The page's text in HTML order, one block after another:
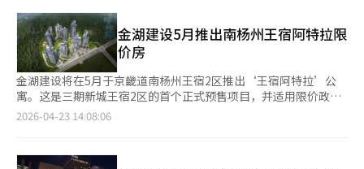
（500亿韩元）和再挑战基金（到2030年1万亿韩元）。通过引入
特大特区，政府将为战略产业创业企业提供监管特例，并为大企业
和公共机构与初创企业之间的开放创新项目提供最多3.4亿韩元的
支持。政府还计划利用制造现场的数据开发AI解决方案，到2030
年应用于1000个工序。政府还将制度化创业失败后的再挑战环
境，推出“挑战履历书”，扩大对再创业者的支持，并设立青年创
业挑战学校，以便将失败经验转化为资产。具副总理表示：“创业
是就业政策、青年政策，也是地区均衡发展和国家增长战略。我们
长’。”※ 本报道经人工智能（AI）系统翻译与编辑。
型超市成为不同于百货商店的大众消费中心。食品、家电、服装和
生活用品在一个空间内购买的方式迅速成为日常。易买得的竞争力
不仅仅在于价格。商品采购能力、物流效率以及大规模店铺运营的
经验共同发挥作用。通过大批量采购实现价格竞争力，建立全国物
流网络，策划季节性活动，成为与后起之秀拉开差距的因素。易买
得更像是一个通过运营效率最大化的系统企业，而不仅仅是一个廉
价商店。易买得在需要变化时总能推出新策略。一个典型的例子是
仓储型折扣店Traders。以大容量商品、合理价格和宽敞的店铺布
为将海外仓储型店铺模式调整为适合韩国消费者的风格。最近，主
Girls、Musinsa Young、Musinsa Work & Formal等，并设有鞋
类专卖区“Musinsa KICKS”、包袋帽子专卖区“Musinsa Bag &
Cap Club”，让顾客从头到脚都能体验Musinsa的产品。 地下1层
设有“Musinsa”投币式KTV，供4人同时使用，并配备摄像头可
录制唱歌画面。这是Musinsa去年7月申请商标后首次在实体店中
实现，旨在迎合圣水商圈的体验消费趋势。 2层美容区是最引人注
目的地方，占地483平方米，入驻了700多个美容品牌。展示架上
摆满了护肤和美发产品，面膜专柜也占据了一整块区域，迎合了外
家Olive Young店有所区别，设有“仅在Musinsa美容区”销售的
金湖建设5月推出南杨州王宿阿特拉限
价房
金湖建设将在5月于京畿道南杨州王宿2区推出‘王宿阿特拉’公
寓。这是三期新城王宿2区的首个正式预售项目，并适用限价政
策，吸引了寻求合理价格的购房者关注。 ‘王宿阿特拉’位于南
计最大化采光和通风。此前预售中，84平方米户型竞争激烈，达
2026-04-23 14:08:06